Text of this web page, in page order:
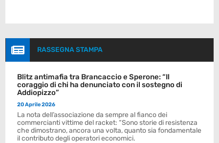
 RASSEGNA STAMPA
Blitz antimafia tra Brancaccio e Sperone: “Il
coraggio di chi ha denunciato con il sostegno di
Addiopizzo”
20 Aprile 2026
La nota dell’associazione da sempre al fianco dei
commercianti vittime del racket: “Sono storie di resistenza
che dimostrano, ancora una volta, quanto sia fondamentale
il contributo degli operatori economici.